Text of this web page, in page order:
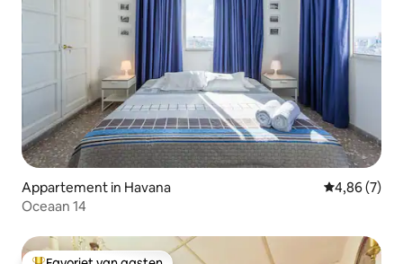
Appartement in Havana Gemiddelde
4,86 (7)
Oceaan 14